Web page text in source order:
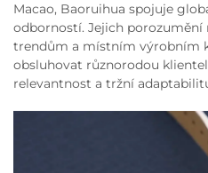
Macao, Baoruihua spojuje
odborností. Jejich
trendům a místním výrobním
obsluhovat různorodou
relevantnost a tržní